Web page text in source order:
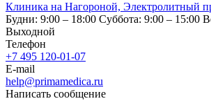
Клиника на Нагороной, Электролитный
Будни: 9:00 – 18:00 Суббота: 9:00 – 15:00
Выходной
Телефон
+7 495 120-01-07
E-mail
help@primamedica.ru
Написать сообщение